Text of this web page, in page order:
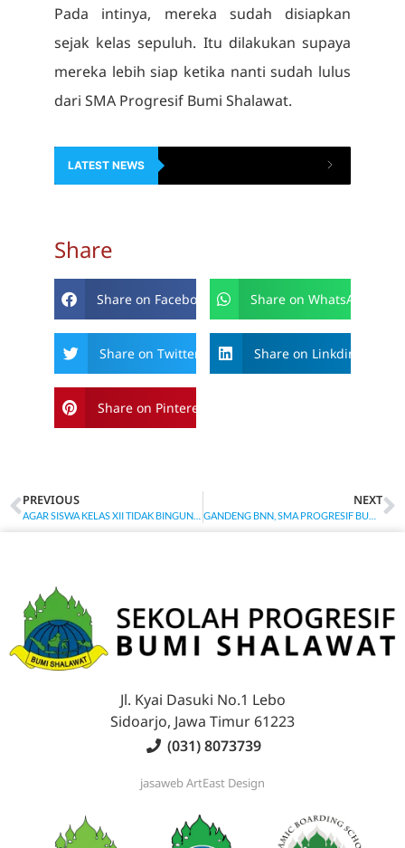
Pada intinya, mereka sudah disiapkan
sejak kelas sepuluh. Itu dilakukan supaya
mereka lebih siap ketika nanti sudah lulus
dari SMA Progresif Bumi Shalawat.
LATEST NEWS
Share
Share on Facebook Share on WhatsApp
Share on Twitter Share on Linkdin
Share on Pinterest
PREVIOUS NEXT
GANDENG BNN, SMA PROGRESIF BUMI SHALAWAT MEMPERKENALKAN SECARA DINI PENYALAHGUNAAN NARKOBA KE SISWA
Jl. Kyai Dasuki No.1 Lebo
Sidoarjo, Jawa Timur 61223
(031) 8073739
jasawebArtEast Design